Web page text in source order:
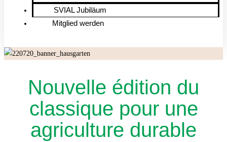
SVIAL Jubiläum
Mitglied werden
Nouvelle édition du
classique pour une
agriculture durable